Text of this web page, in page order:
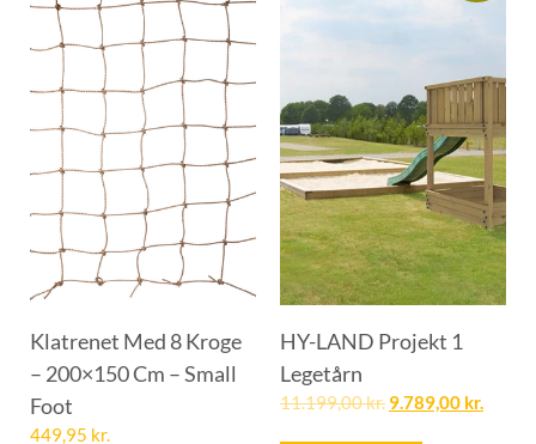
Klatrenet Med 8 Kroge
– 200×150 Cm – Small
Foot
449,95 kr.
HY-LAND Projekt 1
Legetårn
11.199,00kr. 9.789,00 kr.